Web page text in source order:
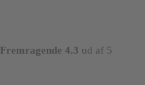
Fremragende 4.3 ud af 5